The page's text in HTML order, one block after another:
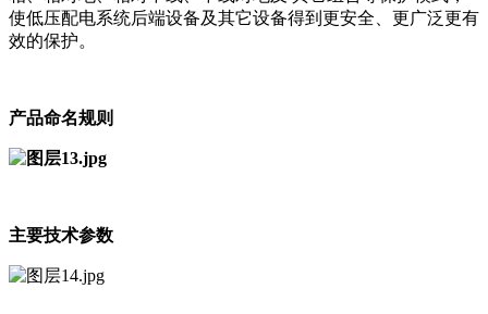
使低压配电系统后端设备及其它设备得到更安全、更⼴泛更有
效的保护。
产品命名规则
主要技术参数